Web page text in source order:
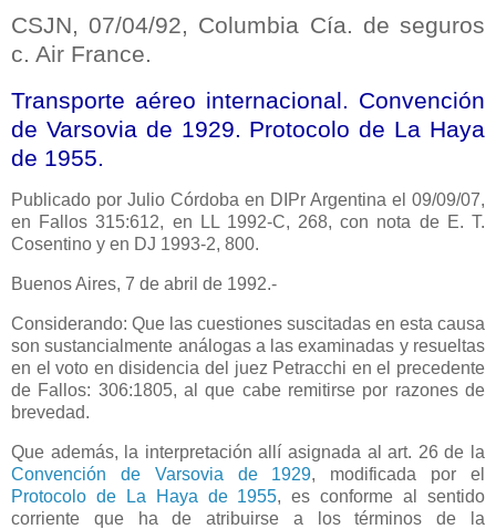
CSJN, 07/04/92, Columbia Cía. de seguros
c. Air France.
Transporte aéreo internacional. Convención
de Varsovia de 1929. Protocolo de La Haya
de 1955.
Publicado por Julio Córdoba en DIPr Argentina el 09/09/07,
en Fallos 315:612, en LL 1992-C, 268, con nota de E. T.
Cosentino y en DJ 1993-2, 800.
Buenos Aires, 7 de abril de 1992.-
Considerando: Que las cuestiones suscitadas en esta causa
son sustancialmente análogas a las examinadas y resueltas
en el voto en disidencia del juez Petracchi en el precedente
de Fallos: 306:1805, al que cabe remitirse por razones de
brevedad.
Que además, la interpretación allí asignada al art. 26 de la
Convención de Varsovia de 1929, modificada por el
Protocolo de
La Haya de 1955, es conforme al sentido
corriente que ha de atribuirse a los términos de
la